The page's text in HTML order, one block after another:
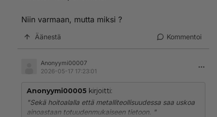
Niin varmaan, mutta miksi ?
Äänestä Kommentoi
Anonyymi00007
2026-05-17 17:23:01
Anonyymi00005 kirjoitti:
"Sekä hoitoalalla että metalliteollisuudessa saa uskoa
ainoastaan totuudenmukaiseen tietoon. "